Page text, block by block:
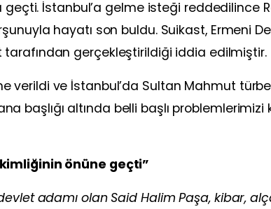
geçti. İstanbul’a gelme isteği reddedilince
hayatı son buldu. Suikast, Ermeni
gerçekleştirildiği iddia edilmiştir.
verildi ve İstanbul’da Sultan Mahmut
başlığı altında belli başlı
önüne geçti”
adamı olan Said Halim Paşa, kibar,